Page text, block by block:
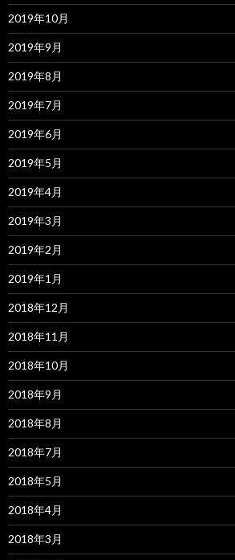
2019年10月
2019年9月
2019年8月
2019年7月
2019年6月
2019年5月
2019年4月
2019年3月
2019年2月
2019年1月
2018年12月
2018年11月
2018年10月
2018年9月
2018年8月
2018年7月
2018年5月
2018年4月
2018年3月